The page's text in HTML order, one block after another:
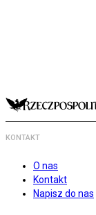
KONTAKT
O nas
Kontakt
Napisz do nas